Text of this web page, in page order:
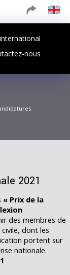
nous
2021
« Prix de la
des membres de
dont les
portent sur
nationale.